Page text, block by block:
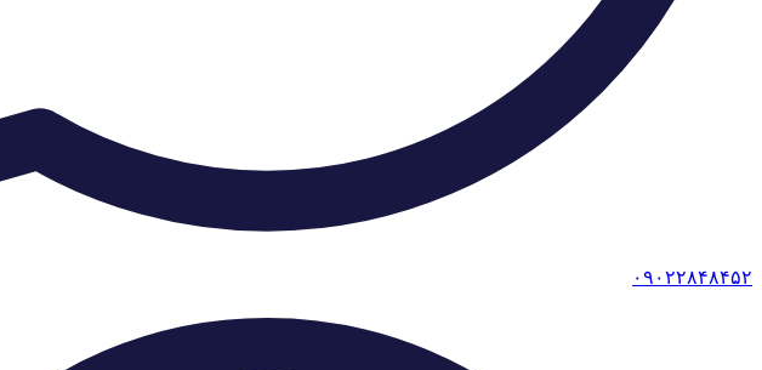
۰۹۰۲۲۸۴۸۴۵۲